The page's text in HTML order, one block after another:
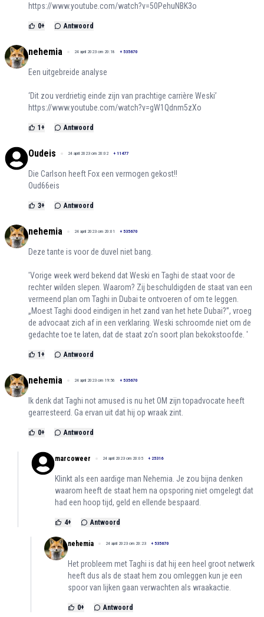
https://www.youtube.com/watch?v=50PehuNBK3o
0+ Antwoord
nehemia 24 april 2023 om 20:18 + 535670
Een uitgebreide analyse
‘Dit zou verdrietig einde zijn van prachtige carrière Weski’
https://www.youtube.com/watch?v=gW1Qdnm5zXo
1 + Antwoord
Oudeis 24 april 2023 om 20:02 + 11477
Die Carlson heeft Fox een vermogen gekost!!
Oud66eis
3+ Antwoord
nehemia 24 april 2023 om 20:01 + 535670
Deze tante is voor de duvel niet bang.
'Vorige week werd bekend dat Weski en Taghi de staat voor de
rechter wilden slepen. Waarom? Zij beschuldigden de staat van een
vermeend plan om Taghi in Dubai te ontvoeren of om te leggen.
„Moest Taghi dood eindigen in het zand van het hete Dubai?”, vroeg
de advocaat zich af in een verklaring. Weski schroomde niet om de
gedachte toe te laten, dat de staat zo’n soort plan bekokstoofde. '
1 + Antwoord
nehemia 24 april 2023 om 19:56 + 535670
Ik denk dat Taghi not amused is nu het OM zijn topadvocate heeft
gearresteerd. Ga ervan uit dat hij op wraak zint.
0+ Antwoord
marcoweer 24 april 2023 om 20:05 + 25316
Klinkt als een aardige man Nehemia. Je zou bijna denken
waarom heeft de staat hem na opsporing niet omgelegt dat
had een hoop tijd, geld en ellende bespaard.
4+ Antwoord
nehemia 24 april 2023 om 20:23 + 535670
Het probleem met Taghi is dat hij een heel groot netwerk
heeft dus als de staat hem zou omleggen kun je een
spoor van lijken gaan verwachten als wraakactie.
0+ Antwoord